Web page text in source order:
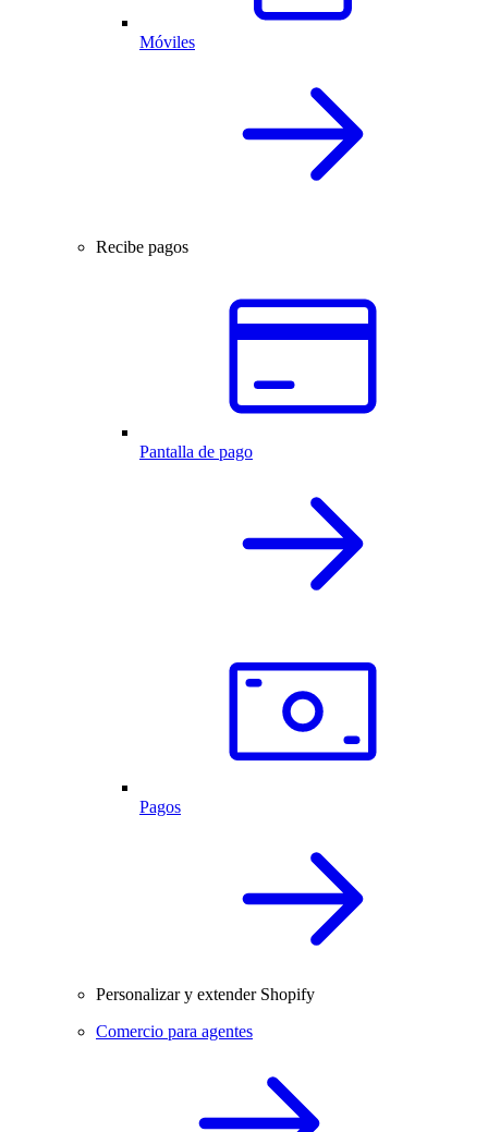
Móviles
Recibe pagos
Pantalla de pago
Pagos
Personalizar y extender Shopify
Comercio para agentes